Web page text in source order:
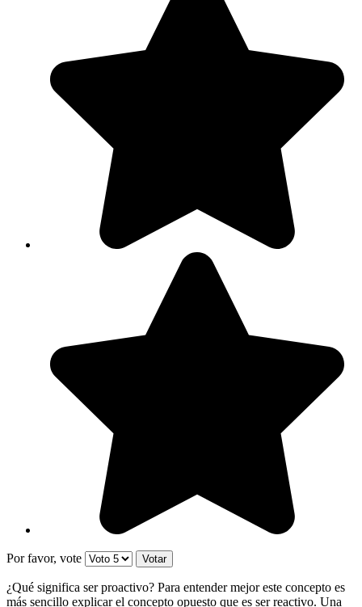
Por favor, vote
¿Qué significa ser proactivo? Para entender mejor este concepto es
más sencillo explicar el concepto opuesto que es ser reactivo. Una